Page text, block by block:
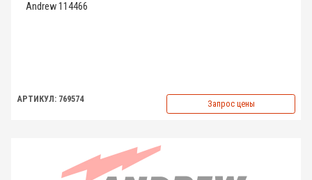
Andrew 114466
АРТИКУЛ: 769574 Запрос цены